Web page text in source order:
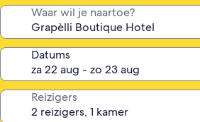
Waar wil je naartoe?
Datums
Reizigers